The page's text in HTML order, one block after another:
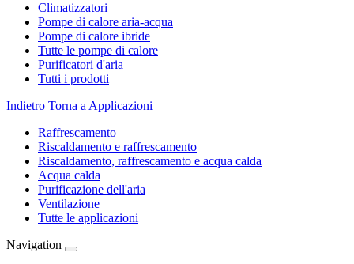
Climatizzatori
Pompe di calore aria-acqua
Pompe di calore ibride
Tutte le pompe di calore
Purificatori d'aria
Tutti i prodotti
Indietro Torna a Applicazioni
Raffrescamento
Riscaldamento e raffrescamento
Riscaldamento, raffrescamento e acqua calda
Acqua calda
Purificazione dell'aria
Ventilazione
Tutte le applicazioni
Navigation